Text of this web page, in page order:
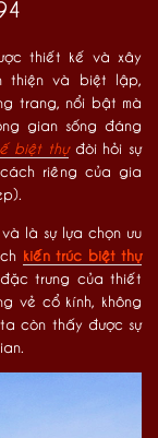
thiết kế và xây
thiện và biệt lập,
trang, nổi bật mà
gian sống đáng
biệt thựđòi hỏi sự
riêng của gia
là sự lựa chọn ưu
kiến trúc biệt thự
trưng của thiết
vẻ cổ kính, không
còn thấy được sự